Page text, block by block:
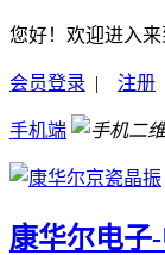
您好！欢迎进入来
会员登录 | 注册
手机端
康华尔电子